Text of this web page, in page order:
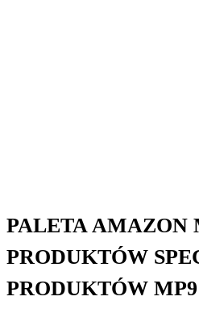
PALETA AMAZON
PRODUKTÓW
PRODUKTÓW